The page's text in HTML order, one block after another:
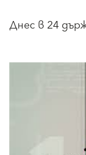
Днес в 24